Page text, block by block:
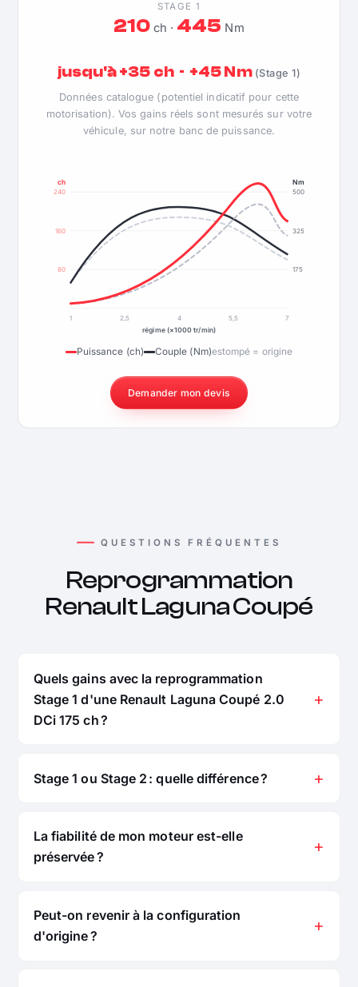
STAGE 1
210ch · 445 Nm
jusqu'à +35 ch · +45 Nm (Stage 1)
Données catalogue (potentiel indicatif pour cette
motorisation). Vos gains réels sont mesurés sur votre
véhicule, sur notre banc de puissance.
80
160
240
175
325
500
ch Nm
1 2,5 4 5,5
7
régime (×1000 tr/min)
Puissance (ch) Couple (Nm)estompé = origine
Demander mon devis
QUESTIONS FRÉQUENTES
Reprogrammation
Renault Laguna Coupé
Quels gains avec la reprogrammation
Stage 1 d'une Renault Laguna Coupé 2.0
DCi 175 ch ?
Stage 1 ou Stage 2 : quelle différence ?
La fiabilité de mon moteur est-elle
préservée ?
Peut-on revenir à la configuration
d'origine ?